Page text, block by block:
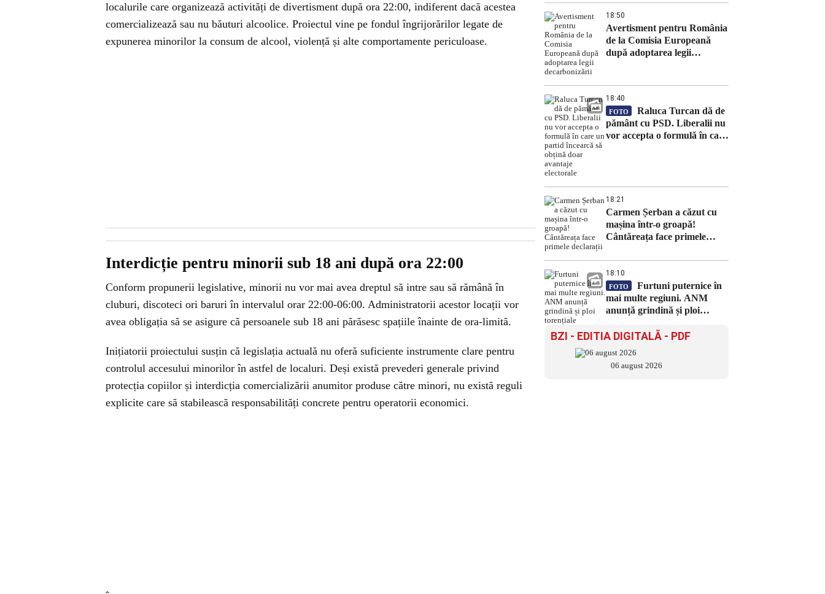
localurile care organizează activități de divertisment după ora 22:00, indiferent dacă acestea
comercializează sau nu băuturi alcoolice. Proiectul vine pe fondul îngrijorărilor legate de
expunerea minorilor la consum de alcool, violență și alte comportamente periculoase.
Interdicție pentru minorii sub 18 ani după ora 22:00
Conform propunerii legislative, minorii nu vor mai avea dreptul să intre sau să rămână în
cluburi, discoteci ori baruri în intervalul orar 22:00-06:00. Administratorii acestor locații vor
avea obligația să se asigure că persoanele sub 18 ani părăsesc spațiile înainte de ora-limită.
Inițiatorii proiectului susțin că legislația actuală nu oferă suficiente instrumente clare pentru
controlul accesului minorilor în astfel de localuri. Deși există prevederi generale privind
protecția copiilor și interdicția comercializării anumitor produse către minori, nu există reguli
explicite care să stabilească responsabilități concrete pentru operatorii economici.
18:50
Avertisment pentru România
de la Comisia Europeană
după adoptarea legii
18:40
FOTO
Raluca Turcan dă de
pământ cu PSD. Liberalii nu
vor accepta o formulă în care
18:21
Carmen Șerban a căzut cu
mașina într-o groapă!
Cântăreața face primele
18:10
FOTO
Furtuni puternice în
mai multe regiuni. ANM
anunță grindină și ploi
BZI - EDITIA DIGITALĂ - PDF
06 august 2026